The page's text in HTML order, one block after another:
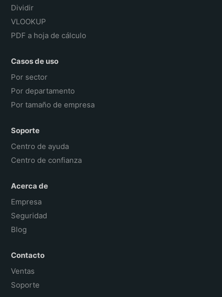
Dividir
VLOOKUP
PDF a hoja de cálculo
Casos de uso
Por sector
Por departamento
Por tamaño de empresa
Soporte
Centro de ayuda
Centro de confianza
Acerca de
Empresa
Seguridad
Blog
Contacto
Ventas
Soporte